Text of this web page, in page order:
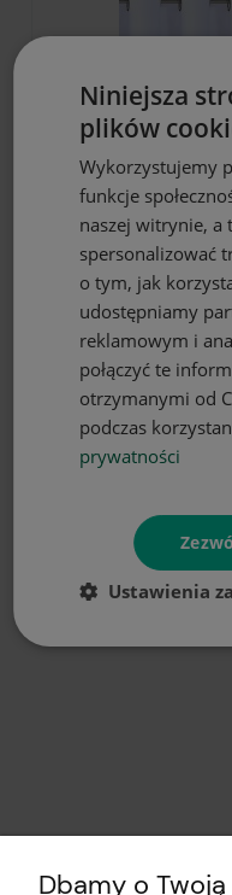
Firana
przelotki
Dbamy o
Niniejsza
plików
Wykorzystujemy
funkcje
naszej witrynie, a
spersonalizować
o tym, jak
udostępniamy
reklamowym i
połączyć te
otrzymanymi od
podczas
prywatności
Ustawienia